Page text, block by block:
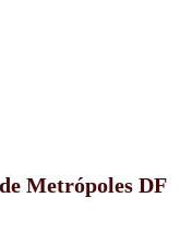
Metrópoles DF